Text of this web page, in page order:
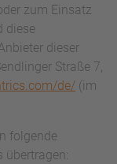
zum Einsatz
diese
dieser
Straße 7,
de/ (im
folgende
übertragen: